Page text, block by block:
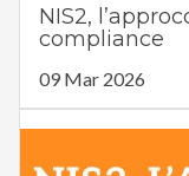
NIS2,
compliance
09 Mar 2026